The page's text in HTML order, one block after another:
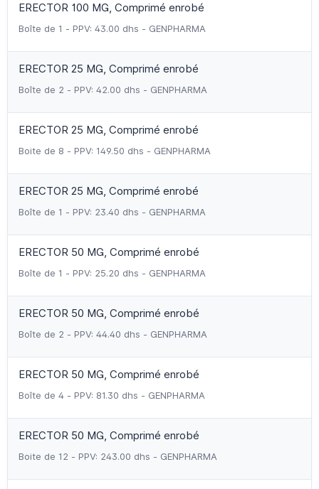
ERECTOR 100 MG, Comprimé enrobé
Boîte de 1 - PPV: 43.00 dhs - GENPHARMA
ERECTOR 25 MG, Comprimé enrobé
Boîte de 2 - PPV: 42.00 dhs - GENPHARMA
ERECTOR 25 MG, Comprimé enrobé
Boite de 8 - PPV: 149.50 dhs - GENPHARMA
ERECTOR 25 MG, Comprimé enrobé
Boîte de 1 - PPV: 23.40 dhs - GENPHARMA
ERECTOR 50 MG, Comprimé enrobé
Boîte de 1 - PPV: 25.20 dhs - GENPHARMA
ERECTOR 50 MG, Comprimé enrobé
Boîte de 2 - PPV: 44.40 dhs - GENPHARMA
ERECTOR 50 MG, Comprimé enrobé
Boîte de 4 - PPV: 81.30 dhs - GENPHARMA
ERECTOR 50 MG, Comprimé enrobé
Boite de 12 - PPV: 243.00 dhs - GENPHARMA